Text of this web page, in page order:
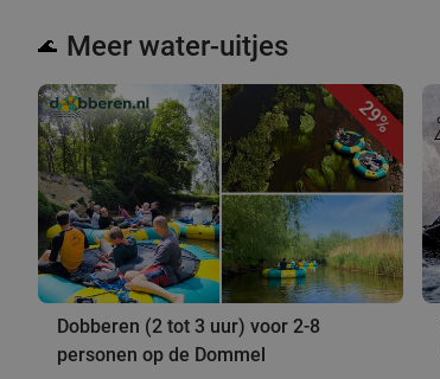
🌊 Meer water-uitjes
29%
Dobberen (2 tot 3 uur) voor 2-8
personen op de Dommel